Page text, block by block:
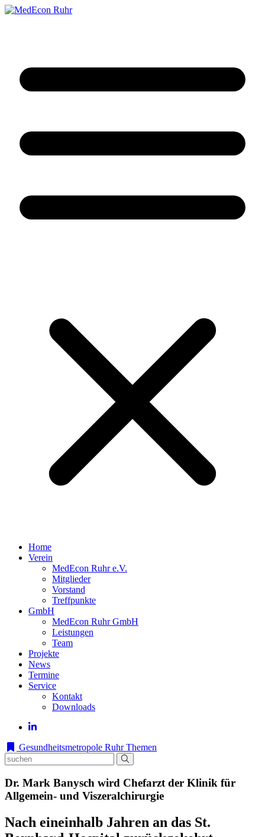
Home
Verein
MedEcon Ruhr e.V.
Mitglieder
Vorstand
Treffpunkte
GmbH
MedEcon Ruhr GmbH
Leistungen
Team
Projekte
News
Termine
Service
Kontakt
Downloads
Gesundheitsmetropole Ruhr Themen
Dr. Mark Banysch wird Chefarzt der Klinik für
Allgemein- und Viszeralchirurgie
Nach eineinhalb Jahren an das St.